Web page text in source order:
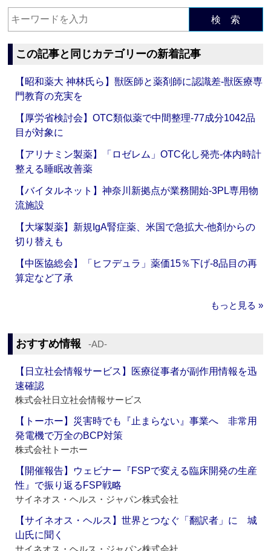
検 索
この記事と同じカテゴリーの新着記事
【昭和薬大 神林氏ら】獣医師と薬剤師に認識差‐獣医療専
門教育の充実を
【厚労省検討会】OTC類似薬で中間整理‐77成分1042品
目が対象に
【アリナミン製薬】「ロゼレム」OTC化し発売‐体内時計
整える睡眠改善薬
【バイタルネット】神奈川新拠点が業務開始‐3PL専用物
流施設
【大塚製薬】新規IgA腎症薬、米国で急拡大‐他剤からの
切り替えも
【中医協総会】「ヒフデュラ」薬価15％下げ‐8品目の再
算定など了承
もっと見る »
おすすめ情報 ‐AD‐
【日立社会情報サービス】医療従事者が副作用情報を迅
速確認
株式会社日立社会情報サービス
【トーホー】災害時でも『止まらない』事業へ 非常用
発電機で万全のBCP対策
株式会社トーホー
【開催報告】ウェビナー『FSPで変える臨床開発の生産
性』で振り返るFSP戦略
サイネオス・ヘルス・ジャパン株式会社
【サイネオス・ヘルス】世界とつなぐ「翻訳者」に 城
山氏に聞く